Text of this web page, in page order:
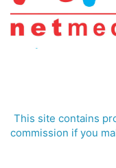
This site contains
commission if you